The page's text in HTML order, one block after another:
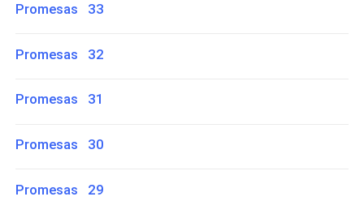
Promesas 33
Promesas 32
Promesas 31
Promesas 30
Promesas 29